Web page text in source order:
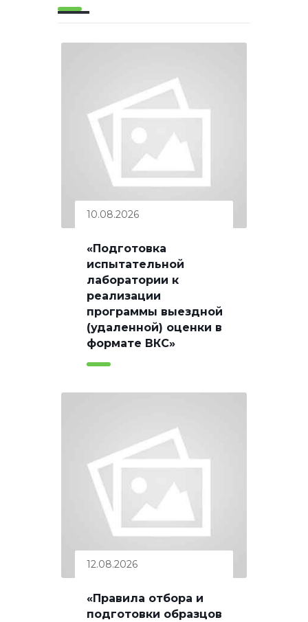
10.08.2026
«Подготовка
испытательной
лаборатории к
реализации
программы выездной
(удаленной) оценки в
формате ВКС»
12.08.2026
«Правила отбора и
подготовки образцов